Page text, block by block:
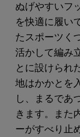
ぬげやすいフ
を快適に履い
たスポーツく
活かして編み
とに設けられ
地はかかとを
し、まるであ
きます。また
ーがすべり止